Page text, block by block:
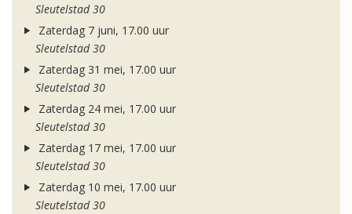
Sleutelstad 30
Zaterdag 7 juni, 17.00 uur
Sleutelstad 30
Zaterdag 31 mei, 17.00 uur
Sleutelstad 30
Zaterdag 24 mei, 17.00 uur
Sleutelstad 30
Zaterdag 17 mei, 17.00 uur
Sleutelstad 30
Zaterdag 10 mei, 17.00 uur
Sleutelstad 30